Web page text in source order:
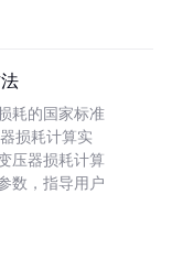
耗的国家标准
损耗计算实
压器损耗计算
数，指导用户